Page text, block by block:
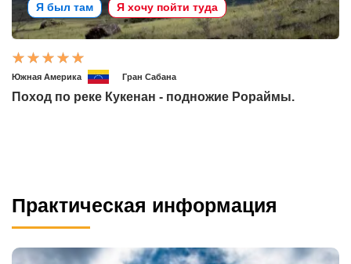
Я был там Я хочу пойти туда
Южная Америка Гран Сабана
Поход по реке Кукенан - подножие Рораймы.
Практическая информация